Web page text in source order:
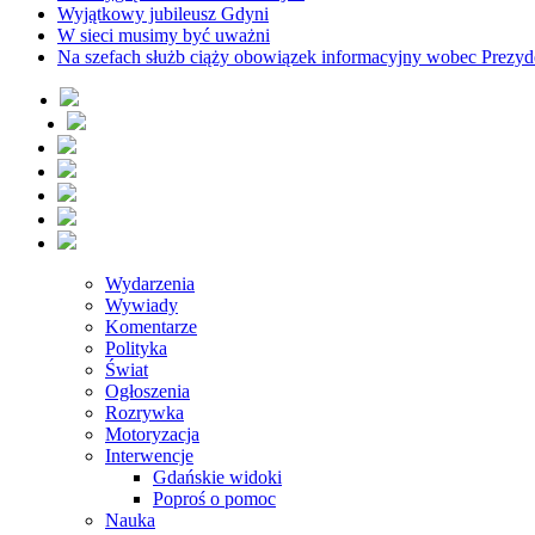
Wyjątkowy jubileusz Gdyni
W sieci musimy być uważni
Na szefach służb ciąży obowiązek informacyjny wobec
Wydarzenia
Wywiady
Komentarze
Polityka
Świat
Ogłoszenia
Rozrywka
Motoryzacja
Interwencje
Gdańskie widoki
Poproś o pomoc
Nauka